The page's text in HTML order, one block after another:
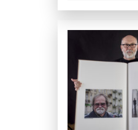
Robert Wilson nie
Pierwszy kraj UE
Okrągły stół na
Grażyna Torbicka:
Estera Flieger: Nie
Michał Szułdrzyński: